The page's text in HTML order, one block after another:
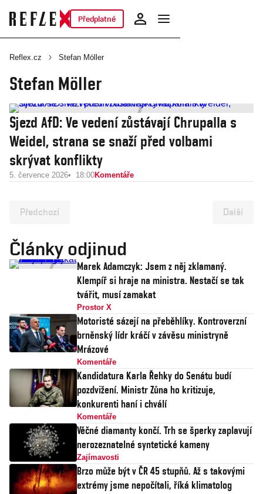
Předplatné
Reflex.cz Stefan Möller
Stefan Möller
Sjezd AfD: Ve vedení zůstávají Chrupalla s
Weidel, strana se snaží před volbami
skrývat konflikty
5. července 2026 18:00Komentáře
Předchozí Další
Články odjinud
Marek Adamczyk: Jsem z něj zklamaný.
Klempíř si hraje na ministra. Nestačí se tak
tvářit, musí zamakat
Prostor X
Motoristé sázejí na přeběhlíky. Kontroverzní
brněnský lídr kráčí v závěsu ministryně
Mrázové
Komentáře
Kandidatura Karla Řehky do Senátu budí
pozdvižení. Ministr Zůna ho kritizuje,
konkurenti haní i chválí
Komentáře
Věčné diamanty končí. Trh se šperky zaplavují
nerozeznatelné syntetické kameny
Zajímavosti
Brzo může být v ČR 45 stupňů. Až s takovými
extrémy jsme nepočítali, říká klimatolog